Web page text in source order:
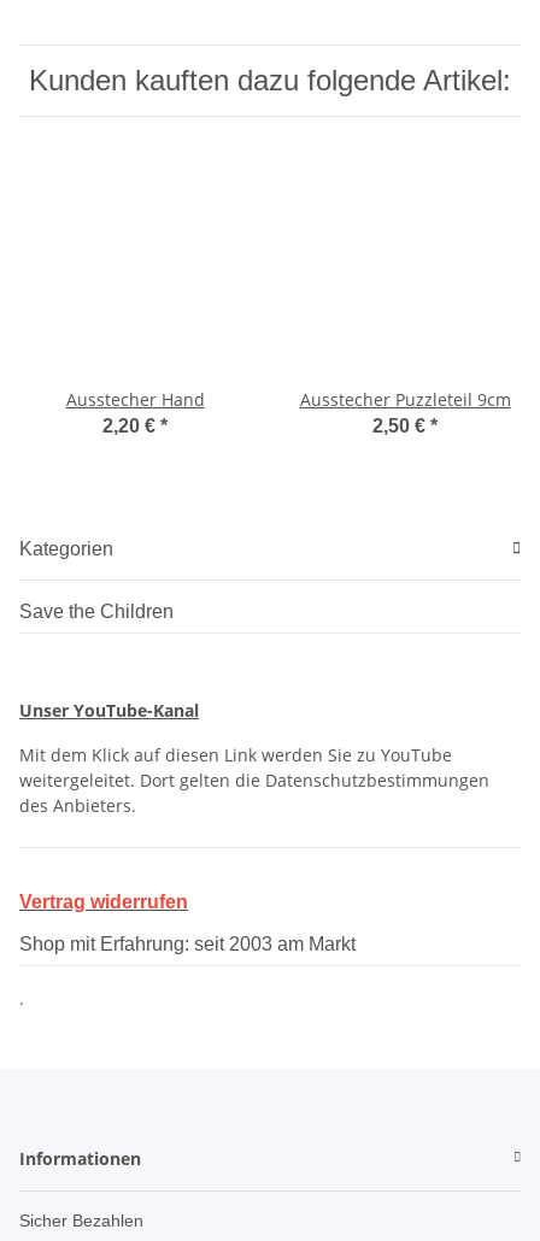
Kunden kauften dazu folgende Artikel:
Ausstecher Hand
2,20 € *
Ausstecher Puzzleteil 9cm
2,50 € *
Kategorien
Save the Children
Unser YouTube-Kanal
Mit dem Klick auf diesen Link werden Sie zu YouTube
weitergeleitet. Dort gelten die Datenschutzbestimmungen
des Anbieters.
Vertrag widerrufen
Shop mit Erfahrung: seit 2003 am Markt
.
Informationen
Sicher Bezahlen